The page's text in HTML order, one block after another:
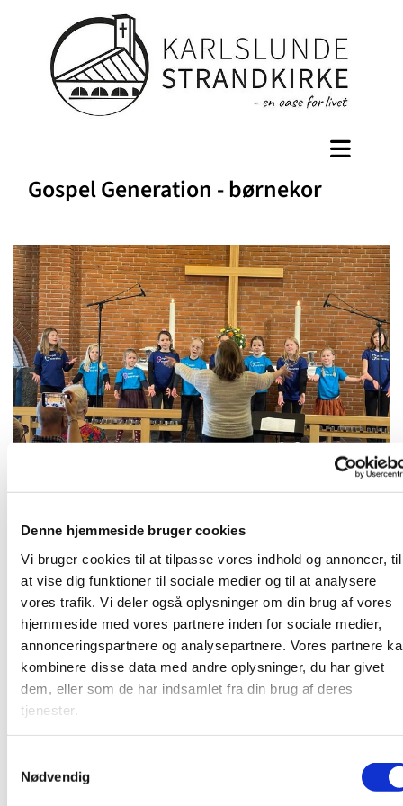
Denne hjemmeside bruger cookies
Vi bruger cookies til at tilpasse vores indhold og annoncer, til
at vise dig funktioner til sociale medier og til at analysere
vores trafik. Vi deler også oplysninger om din brug af vores
hjemmeside med vores partnere inden for sociale medier,
annonceringspartnere og analysepartnere. Vores partnere
kombinere disse data med andre oplysninger, du har givet
dem, eller som de har indsamlet fra din brug af deres
tjenester.
Nødvendig
Gospel Generation - børnekor
Mandag 5. oktober 2026, kl. 16:00
Børnegospelkor for børn i 0. - 2. klasse. Læs mere på
www.strandkirken.dk/gospel
Du vil måske også kunne lide...